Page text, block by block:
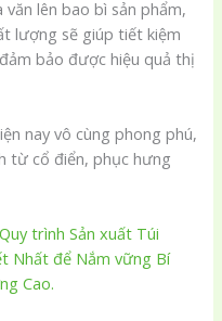
lên bao bì sản phẩm,
lượng sẽ giúp tiết kiệm
bảo được hiệu quả thị
nay vô cùng phong phú,
từ cổ điển, phục hưng
trình Sản xuất Túi
Nhất để Nắm vững Bí
Cao.